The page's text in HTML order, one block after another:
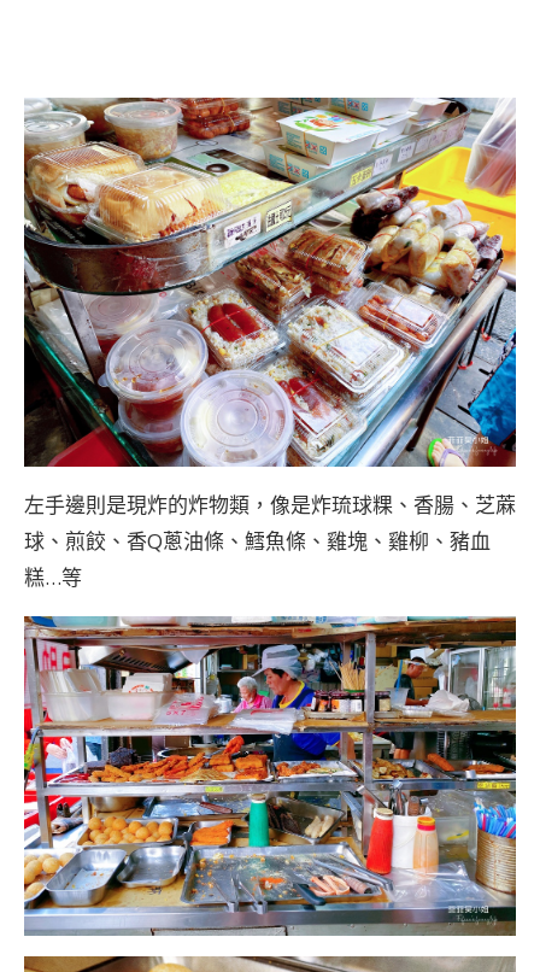
左手邊則是現炸的炸物類，像是炸琉球粿、香腸、芝蔴
球、煎餃、香Q蔥油條、鱈魚條、雞塊、雞柳、豬血
糕…等